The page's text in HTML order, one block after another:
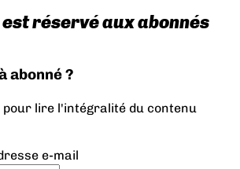
réservé aux abonnés
abonné ?
pour lire l'intégralité du contenu
e-mail